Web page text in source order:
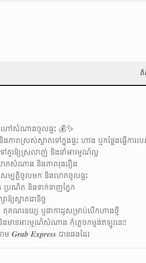
ហៅសំណាងចូលផ្ទះ 💰✨
ពស្រស់ស្អាតទៅក្នុងផ្ទះ ហាង ឬកន្លែងធ្វើការ
ឱ្យស្រលាញ់ និងនាំអារម្មណ៍ល្អ
ាភសំណាង និងភាពរុងរឿង
សម្បត្តិចូលមក និងលាភចូលផ្ទះ
ណិត និងទាក់ទាញភ្នែក
យស្អាតជានិច្ច
គណនេយ្យ ឬជាកាដូសម្រាប់បើកហាងថ្មី
ានអារម្មណ៍សំណាង កុំភ្លេចកម្មង់ឥឡូវនេះ!
ម 𝑮𝒓𝒂𝒃 𝑬𝒙𝒑𝒓𝒆𝒔𝒔 បានផងដែរ